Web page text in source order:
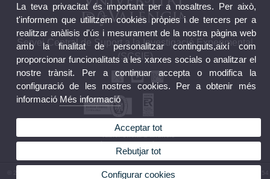
Servei Central de Suport a la Investigació Experimental
(SCSIE)
Tauler oficial d'anuncis
© 2026 UV. - Av. Vicent Andrés Estellés, 19. 46100 Burjassot. Espanya. Telèfon: (+34) 96 354
La teva privacitat és important per a nosaltres. Per això,
t'informem que utilitzem cookies pròpies i de tercers per a
realitzar anàlisis d'ús i mesurament de la nostra pàgina web
amb la finalitat de personalitzar continguts,així com
proporcionar funcionalitats a les xarxes socials o analitzar el
nostre trànsit. Per a continuar accepta o modifica la
configuració de les nostres cookies. Per a obtenir més
informació Més informació
Acceptar tot
Rebutjar tot
Configurar cookies